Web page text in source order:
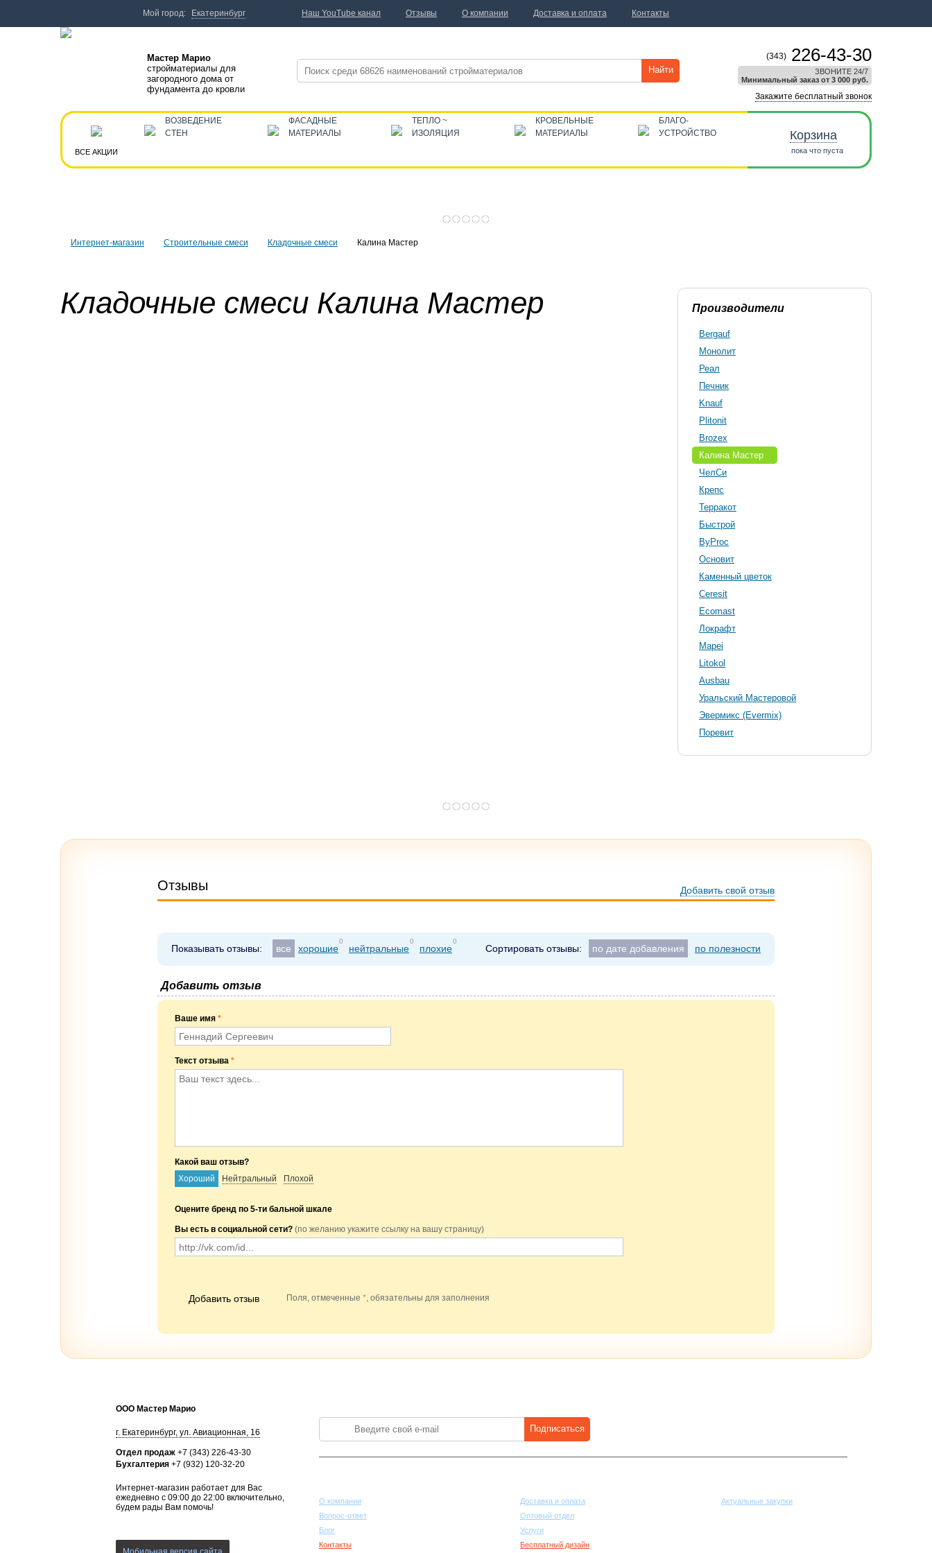
Интернет-магазин Строительные смеси Кладочные смеси Калина Мастер
Производители
Bergauf
Монолит
Реал
Печник
Knauf
Plitonit
Brozex
Калина Мастер
ЧелСи
Крепс
Терракот
Быстрой
ByProc
Основит
Каменный цветок
Ceresit
Ecomast
Локрафт
Mapei
Litokol
Ausbau
Уральский Мастеровой
Эвермикс (Evermix)
Поревит
Кладочные смеси Калина Мастер
Отзывы Добавить свой отзыв
Показывать отзывы: все хорошие
0
нейтральные
0
плохие
0
Сортировать отзывы: по дате добавления по полезности
Добавить отзыв
Ваше имя *
Текст отзыва *
Какой ваш отзыв?
Хороший
Нейтральный Плохой
Оцените бренд по 5-ти бальной шкале
Вы есть в социальной сети? (по желанию укажите ссылку на вашу страницу)
Добавить отзыв Поля, отмеченные *, обязательны для заполнения
Мастер Марио
стройматериалы для
загородного дома от
фундамента до кровли
Найти
(343) 226-43-30
ЗВОНИТЕ 24/7
Минимальный заказ от 3 000 руб.
Закажите бесплатный звонок
ВСЕ АКЦИИ
ВОЗВЕДЕНИЕ
СТЕН
ФАСАДНЫЕ
МАТЕРИАЛЫ
ТЕПЛО ~
ИЗОЛЯЦИЯ
КРОВЕЛЬНЫЕ
МАТЕРИАЛЫ
БЛАГО-
УСТРОЙСТВО
Корзина
пока что пуста
ООО Мастер Марио
г. Екатеринбург, ул. Авиационная, 16
Отдел продаж +7 (343) 226-43-30
Бухгалтерия +7 (932) 120-32-20
Интернет-магазин работает для Вас
ежедневно с 09:00 до 22:00 включительно,
будем рады Вам помочь!
Подписаться
О компании
Вопрос-ответ
Блог
Контакты
Доставка и оплата
Оптовый отдел
Услуги
Бесплатный дизайн
Актуальные закупки
Мой город: Екатеринбург Наш YouTube канал Отзывы О компании Доставка и оплата Контакты